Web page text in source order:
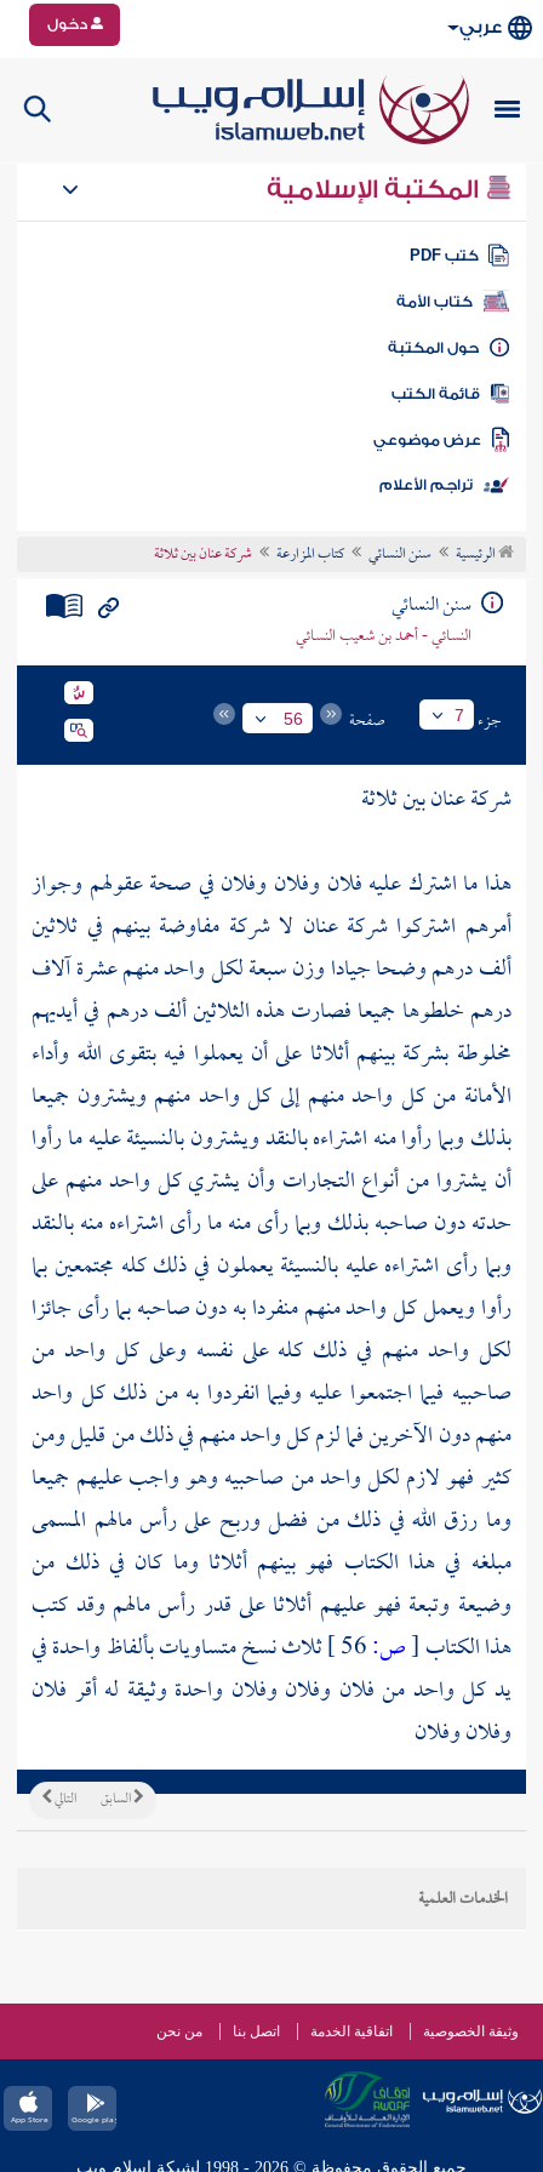
عربي دخول
المكتبة الإسلامية
كتب PDF
كتاب الأمة
المكتبة
الكتب
موضوعي
تراجم الأعلام
الرئيسية سنن النسائي كتاب المزارعة شركة عنان بين ثلاثة
سنن النسائي
النسائي - أحمد بن شعيب النسائي
جزء 7 صفحة 56
شركة عنان بين ثلاثة
هذا ما اشترك عليه فلان وفلان وفلان في صحة عقولهم وجواز
أمرهم اشتركوا شركة عنان لا شركة مفاوضة بينهم في ثلاثين
ألف درهم وضحا جيادا وزن سبعة لكل واحد منهم عشرة آلاف
درهم خلطوها جميعا فصارت هذه الثلاثين ألف درهم في أيديهم
مخلوطة بشركة بينهم أثلاثا على أن يعملوا فيه بتقوى الله وأداء
الأمانة من كل واحد منهم إلى كل واحد منهم ويشترون جميعا
بذلك وبما رأوا منه اشتراءه بالنقد ويشترون بالنسيئة عليه ما رأوا
أن يشتروا من أنواع التجارات وأن يشتري كل واحد منهم على
حدته دون صاحبه بذلك وبما رأى منه ما رأى اشتراءه منه بالنقد
وبما رأى اشتراءه عليه بالنسيئة يعملون في ذلك كله مجتمعين بما
رأوا ويعمل كل واحد منهم منفردا به دون صاحبه بما رأى جائزا
لكل واحد منهم في ذلك كله على نفسه وعلى كل واحد من
صاحبيه فيما اجتمعوا عليه وفيما انفردوا به من ذلك كل واحد
منهم دون الآخرين فما لزم كل واحد منهم في ذلك من قليل ومن
كثير فهو لازم لكل واحد من صاحبيه وهو واجب عليهم جميعا
وما رزق الله في ذلك من فضل وربح على رأس مالهم المسمى
مبلغه في هذا الكتاب فهو بينهم أثلاثا وما كان في ذلك من
وضيعة وتبعة فهو عليهم أثلاثا على قدر رأس مالهم وقد كتب
هذا الكتاب[ص:
ثلاث نسخ متساويات بألفاظ واحدة في
يد كل واحد من فلان وفلان وفلان واحدة وثيقة له أقر فلان
وفلان وفلان
التالي السابق
الخدمات العلمية
وثيقة الخصوصية اتفاقية الخدمة اتصل بنا من نحن
جميع الحقوق محفوظة © 2026 - 1998 لشبكة إسلام ويب